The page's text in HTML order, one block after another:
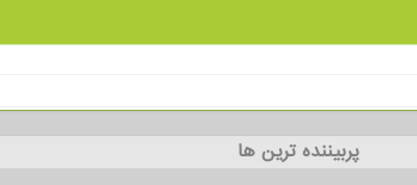
پربیننده ترین ها